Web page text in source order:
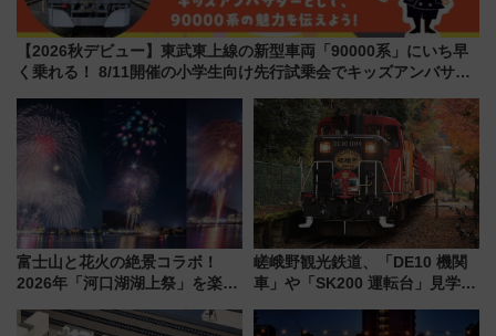
【2026秋デビュー】東武東上線の新型車両「90000系」にいち早
く乗れる！ 8/11開催の小学生向け先行試乗会でキッズアンバサダ
富士山と花火の絶景コラボ！
2026年「河口湖湖上祭」を楽し
ススメ
嵯峨野観光鉄道、「DE10 機関
車」や「SK200 運転台」見学ツ
トの一環で激レア体験できちゃ